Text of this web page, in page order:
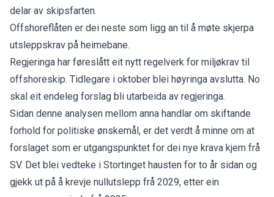
delar av skipsfarten.
Offshoreflåten er dei neste som ligg an til å møte skjerpa
utsleppskrav på heimebane.
Regjeringa har føreslått eit nytt regelverk for miljøkrav til
offshoreskip. Tidlegare i oktober blei høyringa avslutta. No
skal eit endeleg forslag bli utarbeida av regjeringa.
Sidan denne analysen mellom anna handlar om skiftande
forhold for politiske ønskemål, er det verdt å minne om at
forslaget som er utgangspunktet for dei nye krava kjem frå
SV. Det blei vedteke i Stortinget hausten for to år sidan og
gjekk ut på å krevje nullutslepp frå 2029, etter ein